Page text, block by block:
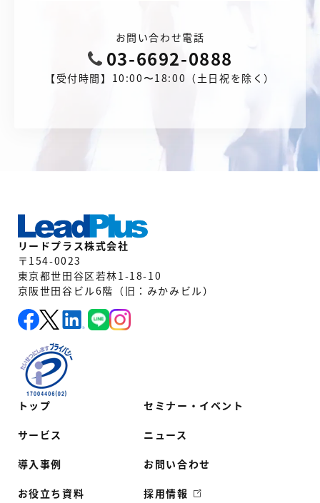
お問い合わせ電話
03-6692-0888
【受付時間】10:00〜18:00（土日祝を除く）
トップ
サービス
導入事例
お役立ち資料
セミナー・イベント
ニュース
お問い合わせ
採用情報
リードプラス株式会社
〒154-0023
東京都世田谷区若林1-18-10
京阪世田谷ビル6階（旧：みかみビル）